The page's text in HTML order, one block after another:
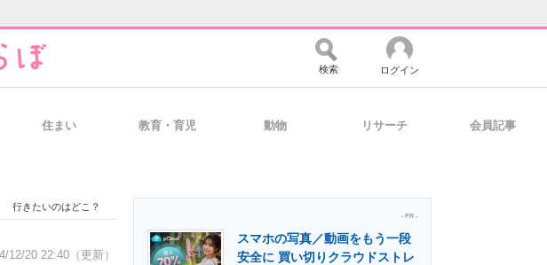
経営リーダーのコミュニティ マーケ×ITの今がよく分かる
検索 ログイン
住まい 教育・育児 動物 リサーチ 会員記事
行きたいのはどこ？
12/20 22:40（更新）
- PR -
スマホの写真／動画をもう一段
安全に 買い切りクラウドストレ